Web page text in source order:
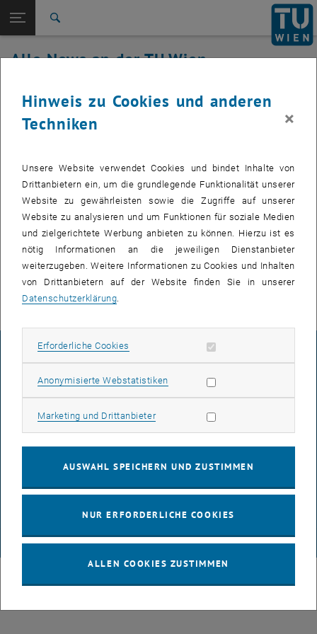
TU Login
Quicklinks
Quicklinks-Menü umschalten
Studium
International
Zur 1. Menü Ebene
Alle News
Zurück: Subseiten von TU Wien Startseite auflisten
Zurück zur letzten Ebene:
TU Wien Startseite
Alle News an der TU Wien
17. August 2022
Wartung TUgitLab
© TU Wien# 116210
Hinweis zu Cookies und anderen
Techniken
×
Unsere Website verwendet Cookies und bindet Inhalte von
Drittanbietern ein, um die grundlegende Funktionalität unserer
Website zu gewährleisten sowie die Zugriffe auf unserer
Website zu analysieren und um Funktionen für soziale Medien
und zielgerichtete Werbung anbieten zu können. Hierzu ist es
nötig Informationen an die jeweiligen Dienstanbieter
weiterzugeben. Weitere Informationen zu Cookies und Inhalten
von Drittanbietern auf der Website finden Sie in unserer
Datenschutzerklärung.
Erforderliche Cookies Erforderliche Cookies zulassen
Anonymisierte WebstatistikenStatistik Cookies zulassen
Marketing und DrittanbieterMarketing Cookies zulassen
AUSWAHL SPEICHERN UND ZUSTIMMEN
NUR ERFORDERLICHE COOKIES
ALLEN COOKIES ZUSTIMMEN